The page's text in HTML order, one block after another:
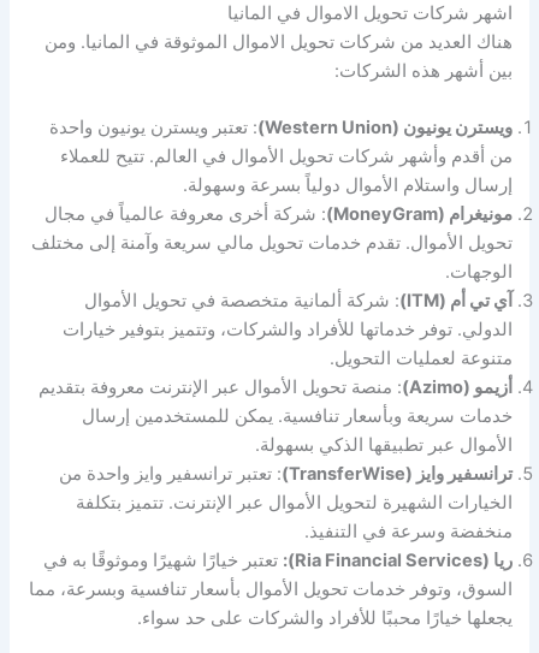
اشهر شركات تحويل الاموال في المانيا
هناك العديد من شركات تحويل الاموال الموثوقة في المانيا. ومن
بين أشهر هذه الشركات:
ويسترن يونيون (Western Union)
: تعتبر ويسترن يونيون واحدة
من أقدم وأشهر شركات تحويل الأموال في العالم. تتيح للعملاء
إرسال واستلام الأموال دولياً بسرعة وسهولة.
مونيغرام (MoneyGram)
: شركة أخرى معروفة عالمياً في مجال
تحويل الأموال. تقدم خدمات تحويل مالي سريعة وآمنة إلى مختلف
الوجهات.
آي تي أم (ITM)
: شركة ألمانية متخصصة في تحويل الأموال
الدولي. توفر خدماتها للأفراد والشركات، وتتميز بتوفير خيارات
متنوعة لعمليات التحويل.
أزيمو (Azimo)
: منصة تحويل الأموال عبر الإنترنت معروفة بتقديم
خدمات سريعة وبأسعار تنافسية. يمكن للمستخدمين إرسال
الأموال عبر تطبيقها الذكي بسهولة.
ترانسفير وايز (TransferWise)
: تعتبر ترانسفير وايز واحدة من
الخيارات الشهيرة لتحويل الأموال عبر الإنترنت. تتميز بتكلفة
منخفضة وسرعة في التنفيذ.
ريا (Ria Financial Services):
تعتبر خيارًا شهيرًا وموثوقًا به في
السوق، وتوفر خدمات تحويل الأموال بأسعار تنافسية وبسرعة، مما
يجعلها خيارًا محببًا للأفراد والشركات على حد سواء.